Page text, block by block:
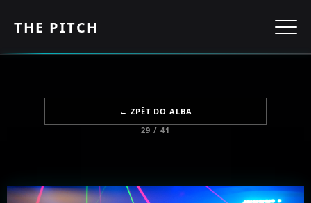
THE PITCH
← ZPĚT DO ALBA
29 / 41